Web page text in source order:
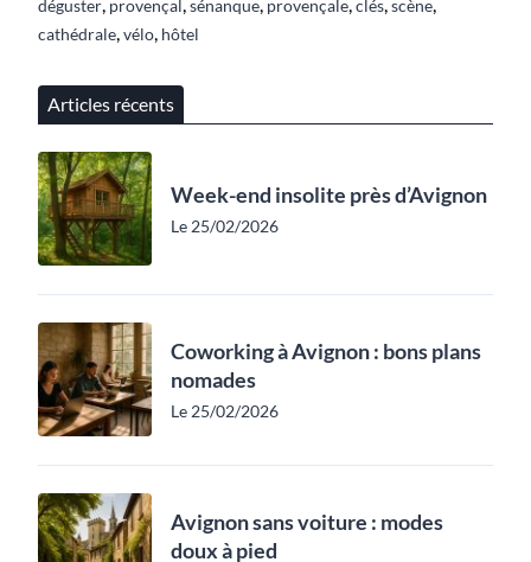
déguster provençal sénanque provençale clés scène
cathédrale vélo hôtel
Articles récents
Week-end insolite près d’Avignon
Le 25/02/2026
Coworking à Avignon : bons plans
nomades
Le 25/02/2026
Avignon sans voiture : modes
doux à pied